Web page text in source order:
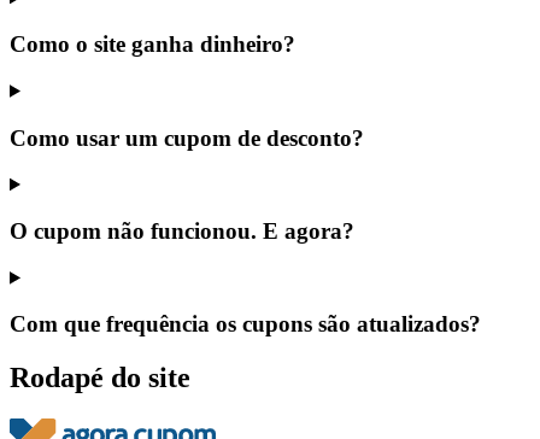
Como o site ganha dinheiro?
Como usar um cupom de desconto?
O cupom não funcionou. E agora?
Com que frequência os cupons são atualizados?
Rodapé do site